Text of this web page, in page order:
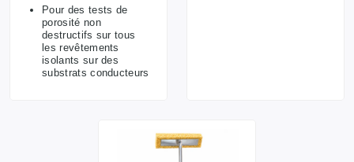
Pour des tests de
porosité non
destructifs sur tous
les revêtements
isolants sur des
substrats conducteurs